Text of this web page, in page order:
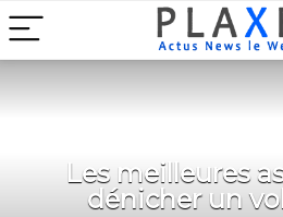
Les meilleures
dénicher un